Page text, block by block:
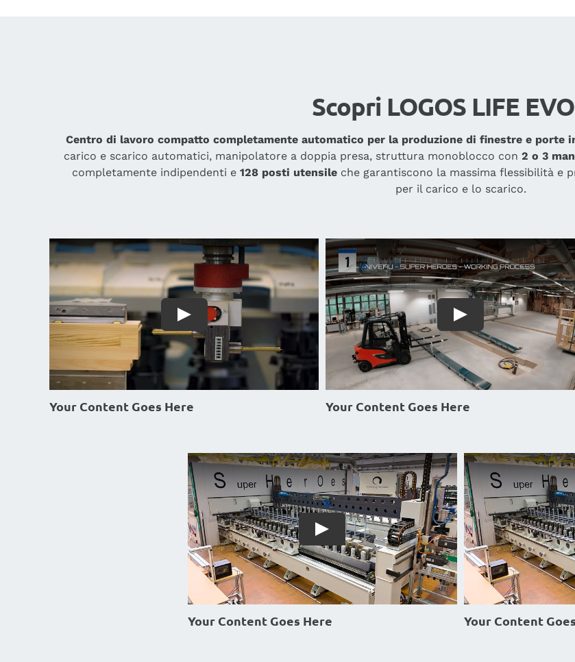
Scopri LOGOS LIFE
Centro di lavoro compatto completamente automatico per la produzione di finestre e porte
carico e scarico automatici, manipolatore a doppia presa, struttura monoblocco con 2 o 3
completamente indipendenti e 128 posti utensileche garantiscono la massima flessibilità e
per il carico e lo scarico.
Your Content Goes Here Your Content Goes Here
Your Content Goes Here Your Content